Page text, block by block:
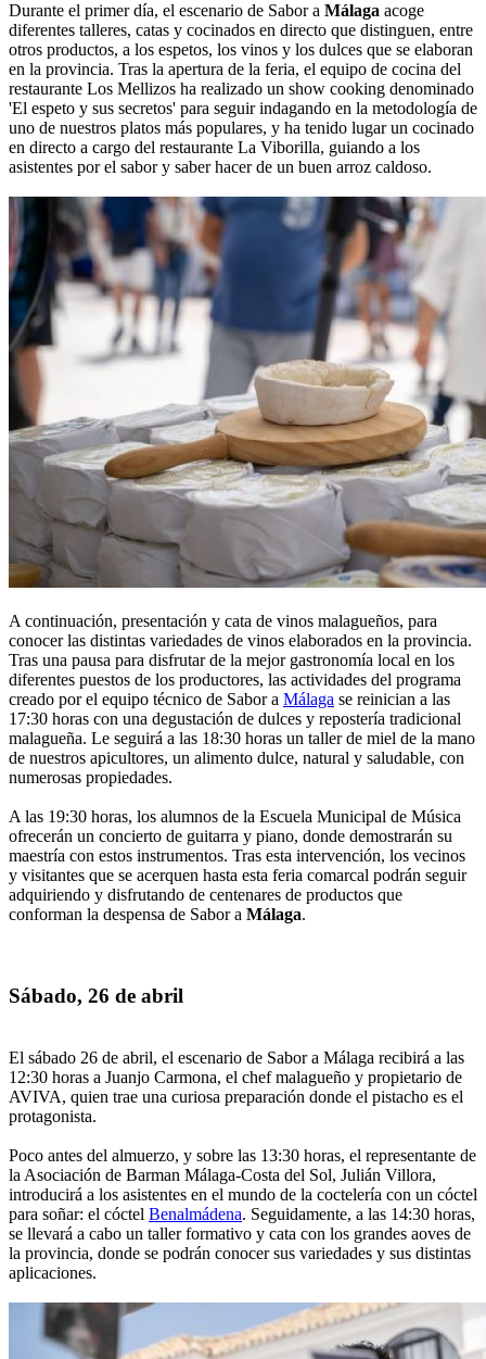
Durante el primer día, el escenario de Sabor a Málaga acoge
diferentes talleres, catas y cocinados en directo que distinguen, entre
otros productos, a los espetos, los vinos y los dulces que se elaboran
en la provincia. Tras la apertura de la feria, el equipo de cocina del
restaurante Los Mellizos ha realizado un show cooking denominado
'El espeto y sus secretos' para seguir indagando en la metodología de
uno de nuestros platos más populares, y ha tenido lugar un cocinado
en directo a cargo del restaurante La Viborilla, guiando a los
asistentes por el sabor y saber hacer de un buen arroz caldoso.
A continuación, presentación y cata de vinos malagueños, para
conocer las distintas variedades de vinos elaborados en la provincia.
Tras una pausa para disfrutar de la mejor gastronomía local en los
diferentes puestos de los productores, las actividades del programa
creado por el equipo técnico de Sabor a Málaga se reinician a las
17:30 horas con una degustación de dulces y repostería tradicional
malagueña. Le seguirá a las 18:30 horas un taller de miel de la mano
de nuestros apicultores, un alimento dulce, natural y saludable, con
numerosas propiedades.
A las 19:30 horas, los alumnos de la Escuela Municipal de Música
ofrecerán un concierto de guitarra y piano, donde demostrarán su
maestría con estos instrumentos. Tras esta intervención, los vecinos
y visitantes que se acerquen hasta esta feria comarcal podrán seguir
adquiriendo y disfrutando de centenares de productos que
conforman la despensa de Sabor a Málaga.
Sábado, 26 de abril
El sábado 26 de abril, el escenario de Sabor a Málaga recibirá a las
12:30 horas a Juanjo Carmona, el chef malagueño y propietario de
AVIVA, quien trae una curiosa preparación donde el pistacho es el
protagonista.
Poco antes del almuerzo, y sobre las 13:30 horas, el representante de
la Asociación de Barman Málaga-Costa del Sol, Julián Villora,
introducirá a los asistentes en el mundo de la coctelería con un cóctel
para soñar: el cóctel Benalmádena. Seguidamente, a las 14:30 horas,
se llevará a cabo un taller formativo y cata con los grandes aoves de
la provincia, donde se podrán conocer sus variedades y sus distintas
aplicaciones.